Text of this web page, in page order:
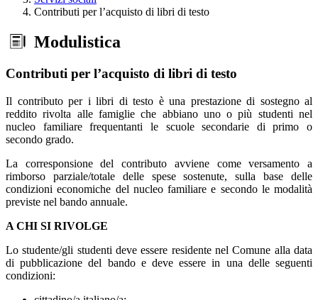
Contributi per l’acquisto di libri di testo
Modulistica
Contributi per l’acquisto di libri di testo
Il contributo per i libri di testo è una prestazione di sostegno al
reddito rivolta alle famiglie che abbiano uno o più studenti nel
nucleo familiare frequentanti le scuole secondarie di primo o
secondo grado.
La corresponsione del contributo avviene come versamento a
rimborso parziale/totale delle spese sostenute, sulla base delle
condizioni economiche del nucleo familiare e secondo le modalità
previste nel bando annuale.
A CHI SI RIVOLGE
Lo studente/gli studenti deve essere residente nel Comune alla data
di pubblicazione del bando e deve essere in una delle seguenti
condizioni: